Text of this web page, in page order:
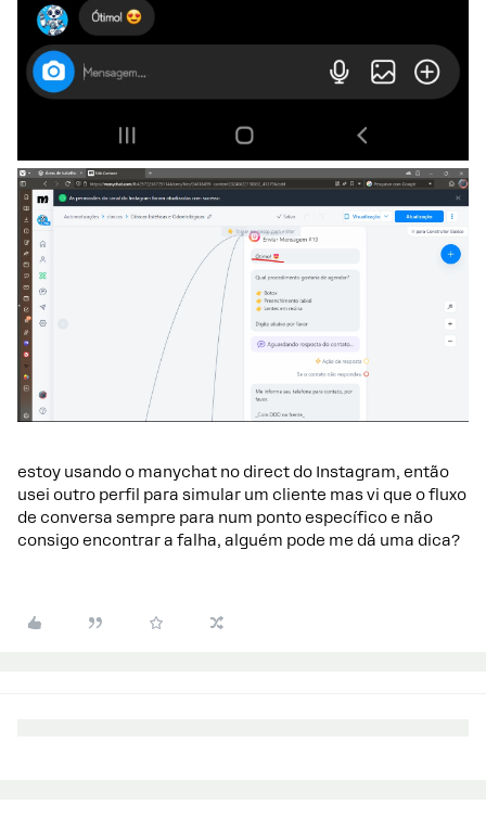
estoy usando o manychat no direct do Instagram, então
usei outro perfil para simular um cliente mas vi que o fluxo
de conversa sempre para num ponto específico e não
consigo encontrar a falha, alguém pode me dá uma dica?